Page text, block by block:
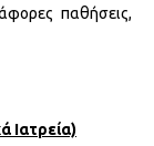
παθήσεις,
Ιατρεία)